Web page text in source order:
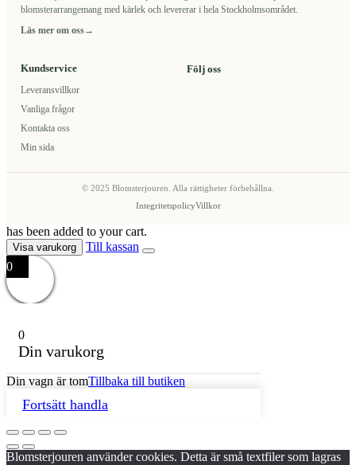
blomsterarrangemang med kärlek och levererar i hela Stockholmsområdet.
Läs mer om oss→
Kundservice
Leveransvillkor
Vanliga frågor
Kontakta oss
Min sida
Följ oss
© 2025 Blomsterjouren. Alla rättigheter förbehållna.
IntegritetspolicyVillkor
has been added to your cart.
Visa varukorg
Till kassan
0
0
Din varukorg
Din vagn är tomTillbaka till butiken
Fortsätt handla
Blomsterjouren använder cookies. Detta är små textfiler som lagras